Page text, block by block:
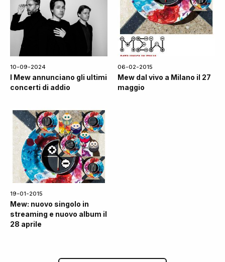
10-09-2024
I Mew annunciano gli ultimi
concerti di addio
06-02-2015
Mew dal vivo a Milano il 27
maggio
19-01-2015
Mew: nuovo singolo in
streaming e nuovo album il
28 aprile